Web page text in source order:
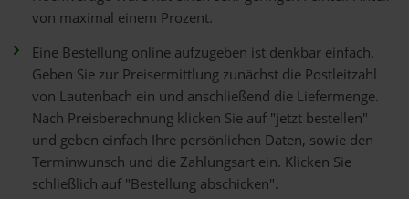
von maximal einem Prozent.
Eine Bestellung online aufzugeben ist denkbar einfach.
Geben Sie zur Preisermittlung zunächst die Postleitzahl
von Lautenbach ein und anschließend die Liefermenge.
Nach Preisberechnung klicken Sie auf "jetzt bestellen"
und geben einfach Ihre persönlichen Daten, sowie den
Terminwunsch und die Zahlungsart ein. Klicken Sie
schließlich auf "Bestellung abschicken".